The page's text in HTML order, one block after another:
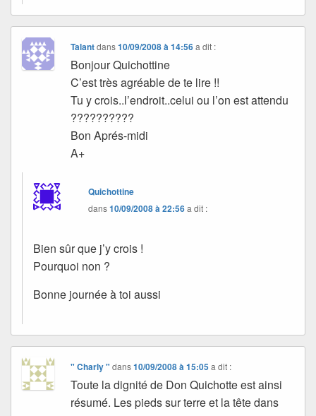
Talantdans10/09/2008 à 14:56 a dit :
Bonjour Quichottine
C’est très agréable de te lire !!
Tu y crois..l’endroit..celui ou l’on est attendu
??????????
Bon Aprés-midi
A+
Quichottine
dans10/09/2008 à 22:56a dit :
Bien sûr que j’y crois !
Pourquoi non ?
Bonne journée à toi aussi
" Charly " dans10/09/2008 à 15:05 a dit :
Toute la dignité de Don Quichotte est ainsi
résumé. Les pieds sur terre et la tête dans